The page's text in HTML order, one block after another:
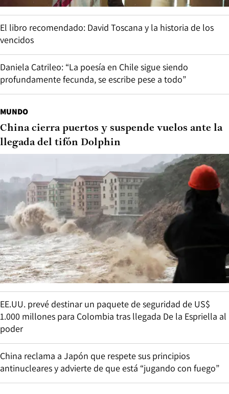
El libro recomendado: David Toscana y la historia de los
vencidos
Daniela Catrileo: “La poesía en Chile sigue siendo
profundamente fecunda, se escribe pese a todo”
MUNDO
China cierra puertos y suspende vuelos ante la
llegada del tifón Dolphin
EE.UU. prevé destinar un paquete de seguridad de US$
1.000 millones para Colombia tras llegada De la Espriella al
poder
China reclama a Japón que respete sus principios
antinucleares y advierte de que está “jugando con fuego”